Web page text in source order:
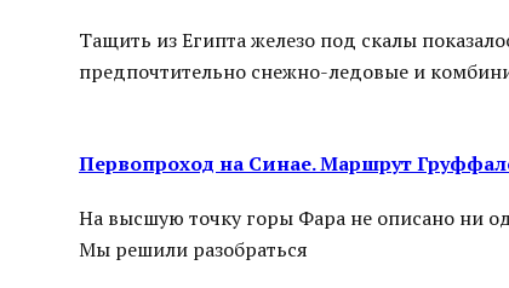
Тащить из Египта железо под скалы
предпочтительно снежно-ледовые и
Первопроход на Синае. Маршрут
На высшую точку горы Фара не описано ни
Мы решили разобраться